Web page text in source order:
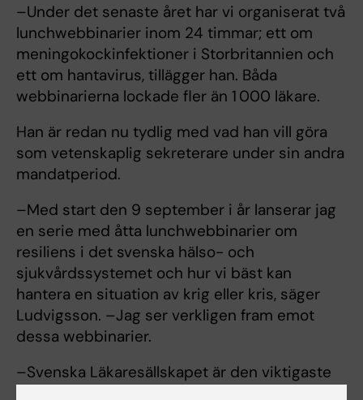
–Under det senaste året har vi organiserat två
lunchwebbinarier inom 24 timmar; ett om
meningokockinfektioner i Storbritannien och
ett om hantavirus, tillägger han. Båda
webbinarierna lockade fler än 1 000 läkare.
Han är redan nu tydlig med vad han vill göra
som vetenskaplig sekreterare under sin andra
mandatperiod.
–Med start den 9 september i år lanserar jag
en serie med åtta lunchwebbinarier om
resiliens i det svenska hälso- och
sjukvårdssystemet och hur vi bäst kan
hantera en situation av krig eller kris, säger
Ludvigsson. –Jag ser verkligen fram emot
dessa webbinarier.
–Svenska Läkaresällskapet är den viktigaste